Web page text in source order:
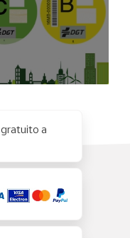
gratuito a